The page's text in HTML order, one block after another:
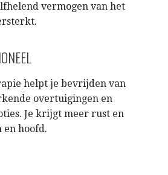
vermogen van het
helpt je bevrijden van
overtuigingen en
Je krijgt meer rust en
en hoofd.